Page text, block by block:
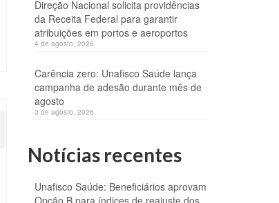
Direção Nacional solicita providências
da Receita Federal para garantir
atribuições em portos e aeroportos
4 de agosto, 2026
Carência zero: Unafisco Saúde lança
campanha de adesão durante mês de
agosto
3 de agosto, 2026
Notícias recentes
Unafisco Saúde: Beneficiários aprovam
Opção B para índices de reajuste dos